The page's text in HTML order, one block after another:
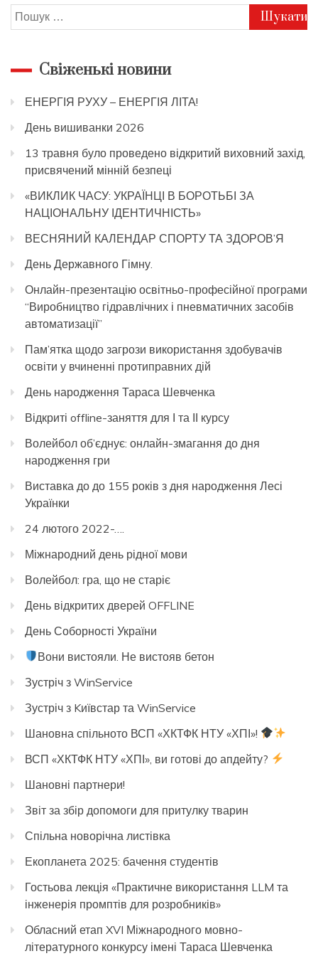
Пошук:
Свіженькі новини
ЕНЕРГІЯ РУХУ – ЕНЕРГІЯ ЛІТА!
День вишиванки 2026
13 травня було проведено відкритий виховний захід,
присвячений мінній безпеці
«ВИКЛИК ЧАСУ: УКРАЇНЦІ В БОРОТЬБІ ЗА
НАЦІОНАЛЬНУ ІДЕНТИЧНІСТЬ»
ВЕСНЯНИЙ КАЛЕНДАР СПОРТУ ТА ЗДОРОВ’Я
День Державного Гімну.
Онлайн-презентацію освітньо-професійної програми
“Виробництво гідравлічних і пневматичних засобів
автоматизації”
Пам’ятка щодо загрози використання здобувачів
освіти у вчиненні протиправних дій
День народження Тараса Шевченка
Відкриті offline-заняття для І та ІІ курсу
Волейбол об’єднує: онлайн-змагання до дня
народження гри
Виставка до до 155 років з дня народження Лесі
Українки
24 лютого 2022-….
Міжнародний день рідної мови
Волейбол: гра, що не старіє
День відкритих дверей OFFLINE
День Соборності України
Вони вистояли. Не вистояв бетон
Зустріч з WinService
Зустріч з Kиївстар та WinService
Шановна спільното ВСП «ХКТФК НТУ «ХПІ»!
ВСП «ХКТФК НТУ «ХПІ», ви готові до апдейту?
Шановні партнери!
Звіт за збір допомоги для притулку тварин
Спільна новорічна листівка
Екопланета 2025: бачення студентів
Гостьова лекція «Практичне використання LLM та
інженерія промптів для розробників»
Обласний етап XVI Міжнародного мовно-
літературного конкурсу імені Тараса Шевченка